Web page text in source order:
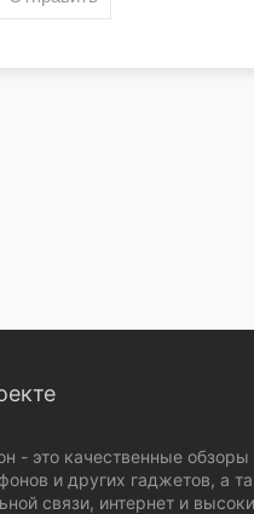
- это качественные обзоры
и других гаджетов, а
связи, интернет и